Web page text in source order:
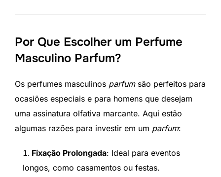
Por Que Escolher um Perfume
Masculino Parfum?
Os perfumes masculinos parfumsão perfeitos para
ocasiões especiais e para homens que desejam
uma assinatura olfativa marcante. Aqui estão
algumas razões para investir em um parfum:
Fixação Prolongada: Ideal para eventos
longos, como casamentos ou festas.